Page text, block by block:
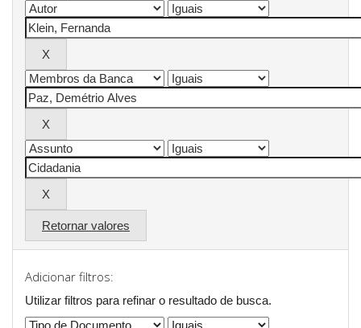
Retornar valores
Adicionar filtros:
Utilizar filtros para refinar o resultado de busca.